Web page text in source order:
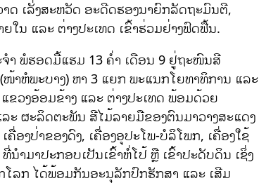
ດ ເລັ່ງສະຫວັດ ອະດີດຮອງນາຍົກລັດຖະມົນຕີ,
ນ ແລະ ຕ່າງປະເທດ ເຂົ້າຮ່ວມຢ່າງຟົດຟື້ນ.
ຳ ພໍຮອດມື້ແຮມ 13 ຄໍ່າ ເດືອນ 9 ຢູ່ຖະໜົນສີ
ໜ້າຫໍພະບາງ) ຫາ 3 ແຍກ ພະແນກໂຍທາທິການ ແລະ
ຂວງອ້ອມຂ້າງ ແລະ ຕ່າງປະເທດ ພ້ອມດ້ວຍ
ະ ຜະລິດຕະພັນ ສີໄມ້ລາຍມືຂອງຕົນມາວາງສະແດງ
ອງປ່າຂອງດົງ, ເຄື່ອງອຸປະໂພ-ບໍລິໂພກ, ເຄື່ອງໃຊ້
ຳມາປະກອບເປັນເຂົ້າຫໍ່ໂປ້ ຫຼື ເຂົ້າປະດັບດິນ ເຊິ່ງ
ໂລກ ໄດ້ພ້ອມກັນອະນຸລັກປົກຮັກສາ ແລະ ເສີມ